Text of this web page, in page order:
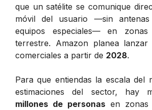
que un satélite se comunique
móvil del usuario —sin antenas
equipos especiales— en
terrestre. Amazon planea lanzar
comerciales a partir de 2028.
Para que entiendas la escala del
estimaciones del sector, hay
millones de personas en